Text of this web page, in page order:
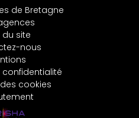
de Bretagne
du site
nous
confidentialité
cookies